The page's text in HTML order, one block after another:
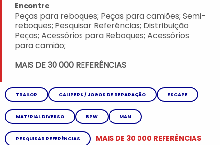
Encontre
Peças para reboques; Peças para camiões; Semi-
reboques; Pesquisar Referências; Distribuição
Peças; Acessórios para Reboques; Acessórios
para camião;
MAIS DE 30 000 REFERÊNCIAS
TRAILOR CALIPERS / JOGOS DE REPARAÇÃO ESCAPE
MATERIAL DIVERSO BPW MAN
PESQUISAR REFERÊNCIAS MAIS DE 30 000 REFERÊNCIAS